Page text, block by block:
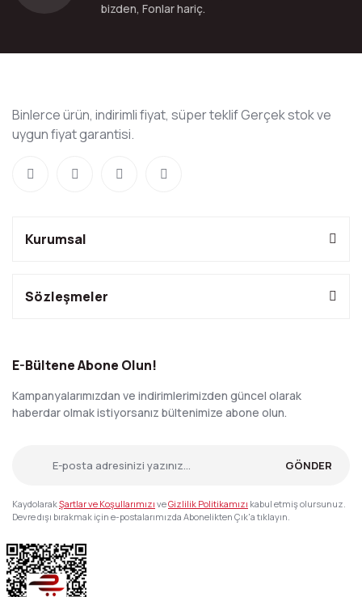
bizden, Fonlar hariç.
Binlerce ürün, indirimli fiyat, süper teklif Gerçek stok ve
uygun fiyat garantisi.
Kurumsal
Sözleşmeler
E-Bültene Abone Olun!
Kampanyalarımızdan ve indirimlerimizden güncel olarak
haberdar olmak istiyorsanız bültenimize abone olun.
GÖNDER
KaydolarakŞartlar ve Koşullarımızı veGizlilik Politikamızı kabul etmiş olursunuz.
Devre dışı bırakmak için e-postalarımızda Abonelikten Çık'a tıklayın.